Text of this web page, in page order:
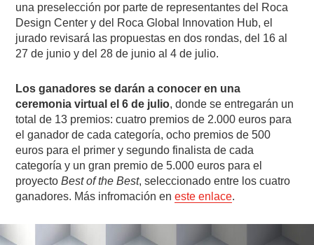
una preselección por parte de representantes del Roca
Design Center y del Roca Global Innovation Hub, el
jurado revisará las propuestas en dos rondas, del 16 al
27 de junio y del 28 de junio al 4 de julio.
Los ganadores se darán a conocer en una
ceremonia virtual el 6 de julio, donde se entregarán un
total de 13 premios: cuatro premios de 2.000 euros para
el ganador de cada categoría, ocho premios de 500
euros para el primer y segundo finalista de cada
categoría y un gran premio de 5.000 euros para el
proyectoBest of the Best, seleccionado entre los cuatro
ganadores. Más infromación eneste enlace.